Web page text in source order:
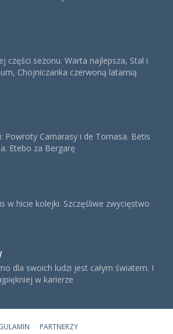
części sezonu. Warta najlepsza, Stal i
Chojniczanka czerwoną latarnią
Powroty Camarasy i de Tomasa. Betis
Etebo za Bergarę
w hicie kolejki. Szczęśliwe zwycięstwo
dla swoich ludzi jest całym światem. I
w karierze
PARTNERZY